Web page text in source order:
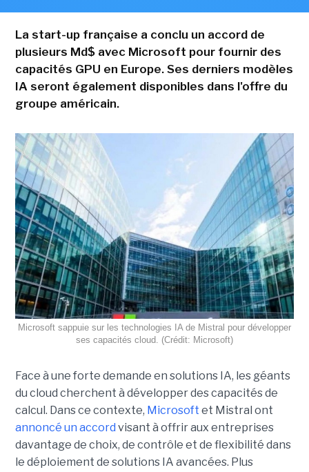
La start-up française a conclu un accord de
plusieurs Md$ avec Microsoft pour fournir des
capacités GPU en Europe. Ses derniers modèles
IA seront également disponibles dans l'offre du
groupe américain.
Microsoft sappuie sur les technologies IA de Mistral pour développer
ses capacités cloud. (Crédit: Microsoft)
Face à une forte demande en solutions IA, les géants
du cloud cherchent à développer des capacités de
calcul. Dans ce contexte, Microsoft et Mistral ont
annoncé un accord visant à offrir aux entreprises
davantage de choix, de contrôle et de flexibilité dans
le déploiement de solutions IA avancées. Plus